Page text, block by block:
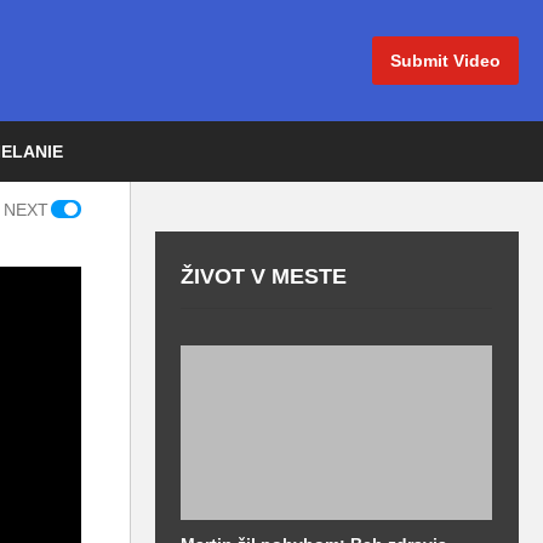
Submit Video
ŽIVOT V MESTE